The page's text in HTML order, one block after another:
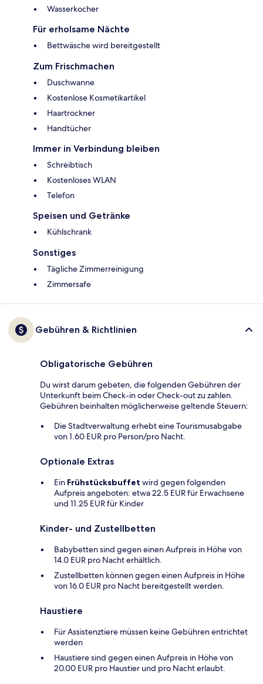
Wasserkocher
Für erholsame Nächte
Bettwäsche wird bereitgestellt
Zum Frischmachen
Duschwanne
Kostenlose Kosmetikartikel
Haartrockner
Handtücher
Immer in Verbindung bleiben
Schreibtisch
Kostenloses WLAN
Telefon
Speisen und Getränke
Kühlschrank
Sonstiges
Tägliche Zimmerreinigung
Zimmersafe
Gebühren & Richtlinien
Obligatorische Gebühren
Du wirst darum gebeten, die folgenden Gebühren der
Unterkunft beim Check-in oder Check-out zu zahlen.
Gebühren beinhalten möglicherweise geltende Steuern:
Die Stadtverwaltung erhebt eine Tourismusabgabe
von 1.60 EUR pro Person/pro Nacht.
Optionale Extras
Ein Frühstücksbuffet wird gegen folgenden
Aufpreis angeboten: etwa 22.5 EUR für Erwachsene
und 11.25 EUR für Kinder
Kinder- und Zustellbetten
Babybetten sind gegen einen Aufpreis in Höhe von
14.0 EUR pro Nacht erhältlich.
Zustellbetten können gegen einen Aufpreis in Höhe
von 16.0 EUR pro Nacht bereitgestellt werden.
Haustiere
Für Assistenztiere müssen keine Gebühren entrichtet
werden
Haustiere sind gegen einen Aufpreis in Höhe von
20.00 EUR pro Haustier und pro Nacht erlaubt.